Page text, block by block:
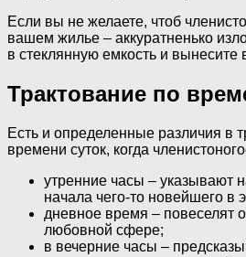
Если вы не желаете, чтоб
вашем жилье – аккуратненько
в стеклянную емкость и вынесите
Трактование по
Есть и определенные различия в
времени суток, когда
утренние часы – указывают
начала чего-то новейшего в
дневное время – повеселят
любовной сфере;
в вечерние часы –